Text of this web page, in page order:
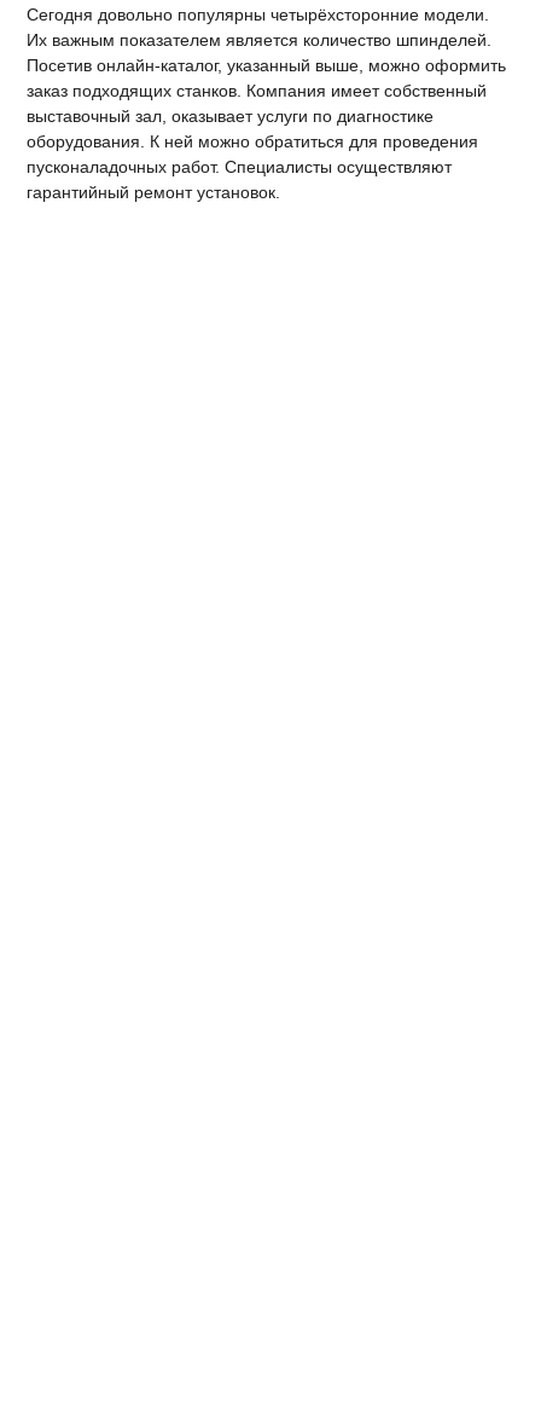
Сегодня довольно популярны четырёхсторонние модели.
Их важным показателем является количество шпинделей.
Посетив онлайн-каталог, указанный выше, можно оформить
заказ подходящих станков. Компания имеет собственный
выставочный зал, оказывает услуги по диагностике
оборудования. К ней можно обратиться для проведения
пусконаладочных работ. Специалисты осуществляют
гарантийный ремонт установок.